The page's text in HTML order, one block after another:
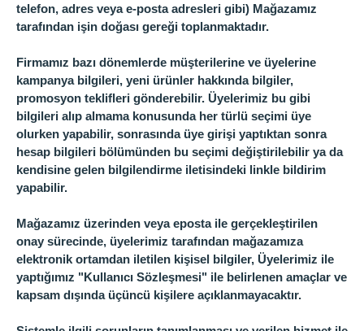
telefon, adres veya e-posta adresleri gibi) Mağazamız
tarafından işin doğası gereği toplanmaktadır.
Firmamız bazı dönemlerde müşterilerine ve üyelerine
kampanya bilgileri, yeni ürünler hakkında bilgiler,
promosyon teklifleri gönderebilir. Üyelerimiz bu gibi
bilgileri alıp almama konusunda her türlü seçimi üye
olurken yapabilir, sonrasında üye girişi yaptıktan sonra
hesap bilgileri bölümünden bu seçimi değiştirilebilir ya da
kendisine gelen bilgilendirme iletisindeki linkle bildirim
yapabilir.
Mağazamız üzerinden veya eposta ile gerçekleştirilen
onay sürecinde, üyelerimiz tarafından mağazamıza
elektronik ortamdan iletilen kişisel bilgiler, Üyelerimiz ile
yaptığımız "Kullanıcı Sözleşmesi" ile belirlenen amaçlar ve
kapsam dışında üçüncü kişilere açıklanmayacaktır.